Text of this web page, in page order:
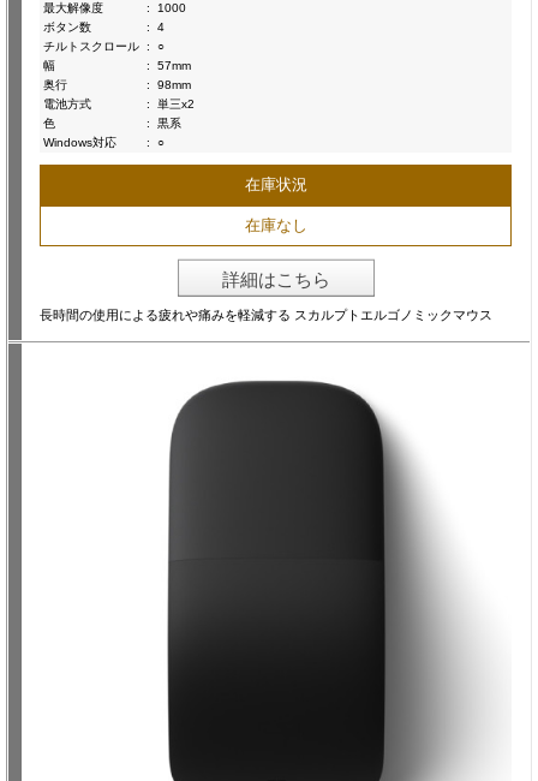
最大解像度
:
1000
ボタン数
:
4
チルトスクロール :
○
幅
:
57mm
奥行
:
98mm
電池方式
:
単三x2
色
:
黒系
Windows対応
: ○
在庫状況
在庫なし
詳細はこちら
長時間の使用による疲れや痛みを軽減する スカルプトエルゴノミックマウス